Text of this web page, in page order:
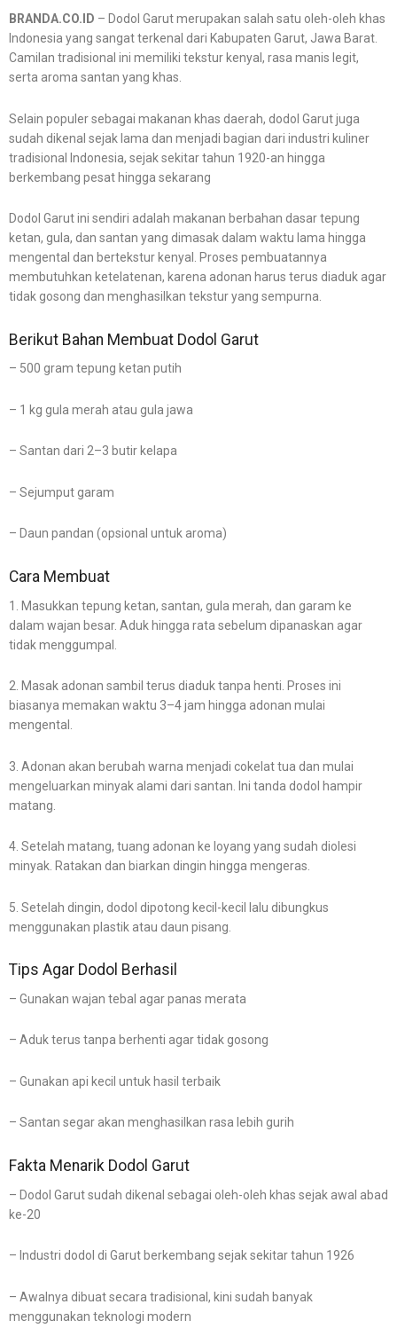
BRANDA.CO.ID – Dodol Garut merupakan salah satu oleh-oleh khas
Indonesia yang sangat terkenal dari Kabupaten Garut, Jawa Barat.
Camilan tradisional ini memiliki tekstur kenyal, rasa manis legit,
serta aroma santan yang khas.
Selain populer sebagai makanan khas daerah, dodol Garut juga
sudah dikenal sejak lama dan menjadi bagian dari industri kuliner
tradisional Indonesia, sejak sekitar tahun 1920-an hingga
berkembang pesat hingga sekarang
Dodol Garut ini sendiri adalah makanan berbahan dasartepung
ketan, gula, dan santan yang dimasak dalam waktu lama hingga
mengental dan bertekstur kenyal. Proses pembuatannya
membutuhkan ketelatenan, karena adonan harus terus diaduk agar
tidak gosong dan menghasilkan tekstur yang sempurna.
Berikut Bahan Membuat Dodol Garut
– 500 gram tepung ketan putih
– 1 kg gula merah atau gula jawa
– Santan dari 2–3 butir kelapa
– Sejumput garam
– Daun pandan (opsional untuk aroma)
Cara Membuat
1. Masukkan tepung ketan, santan, gula merah, dan garam ke
dalam wajan besar. Aduk hingga rata sebelum dipanaskan agar
tidak menggumpal.
2. Masak adonan sambil terus diaduk tanpa henti. Proses ini
biasanya memakan waktu 3–4 jam hingga adonan mulai
mengental.
3. Adonan akan berubah warna menjadi cokelat tua dan mulai
mengeluarkan minyak alami dari santan. Ini tanda dodol hampir
matang.
4. Setelah matang, tuang adonan ke loyang yang sudah diolesi
minyak. Ratakan dan biarkan dingin hingga mengeras.
5. Setelah dingin, dodol dipotong kecil-kecil lalu dibungkus
menggunakan plastik atau daun pisang.
Tips Agar Dodol Berhasil
– Gunakan wajan tebal agar panas merata
– Aduk terus tanpa berhenti agar tidak gosong
– Gunakan api kecil untuk hasil terbaik
– Santan segar akan menghasilkan rasa lebih gurih
Fakta Menarik Dodol Garut
– Dodol Garut sudah dikenal sebagai oleh-oleh khas sejak awal abad
ke-20
– Industri dodol di Garut berkembang sejak sekitar tahun 1926
– Awalnya dibuat secara tradisional, kini sudah banyak
menggunakan teknologi modern